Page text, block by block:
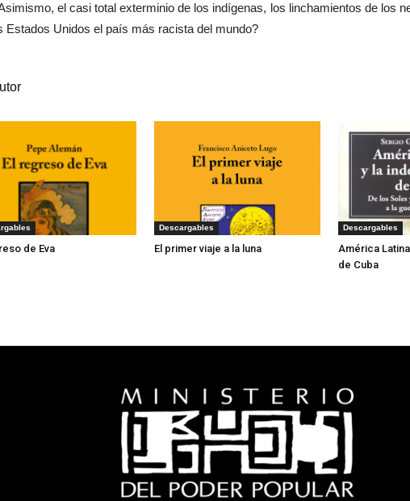
el casi total exterminio de los indígenas, los linchamientos de los
Estados Unidos el país más racista del mundo?
de Eva
Descargables
El primer viaje a la luna
Descargables
América
de Cuba